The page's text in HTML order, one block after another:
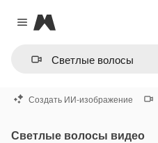
Close menu
Magnific
Создать ИИ-изображение
Светлые волосы видео